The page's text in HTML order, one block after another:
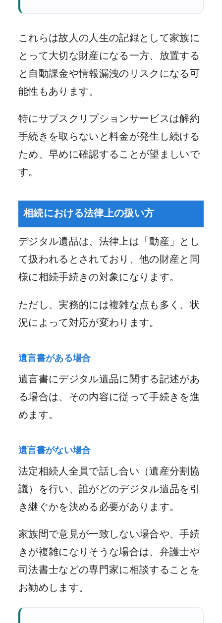
これらは故人の人生の記録として家族に
とって大切な財産になる一方、放置する
と自動課金や情報漏洩のリスクになる可
能性もあります。
特にサブスクリプションサービスは解約
手続きを取らないと料金が発生し続ける
ため、早めに確認することが望ましいで
す。
相続における法律上の扱い方
デジタル遺品は、法律上は「動産」とし
て扱われるとされており、他の財産と同
様に相続手続きの対象になります。
ただし、実務的には複雑な点も多く、状
況によって対応が変わります。
遺言書がある場合
遺言書にデジタル遺品に関する記述があ
る場合は、その内容に従って手続きを進
めます。
遺言書がない場合
法定相続人全員で話し合い（遺産分割協
議）を行い、誰がどのデジタル遺品を引
き継ぐかを決める必要があります。
家族間で意見が一致しない場合や、手続
きが複雑になりそうな場合は、弁護士や
司法書士などの専門家に相談することを
お勧めします。